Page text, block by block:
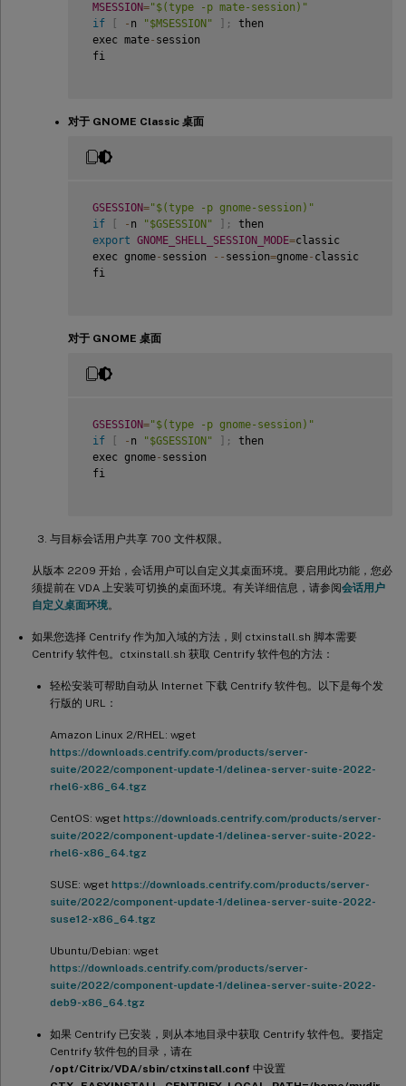
MSESSION="$(type -p mate-session)"
if
- n "$MSESSION" ;
then
exec mate- session
fi
对于 GNOME Classic 桌面
GSESSION="$(type -p gnome-session)"
if
- n "$GSESSION" ;
then
export GNOME_SHELL_SESSION_MODE=classic
exec gnome- session -- session=gnome- classic
fi
对于 GNOME 桌面
GSESSION="$(type -p gnome-session)"
if
- n "$GSESSION" ;
then
exec gnome- session
fi
与目标会话用户共享 700 文件权限。
从版本 2209 开始，会话用户可以自定义其桌面环境。要启用此功能，您必
须提前在 VDA 上安装可切换的桌面环境。有关详细信息，请参阅会话用户
自定义桌面环境。
如果您选择 Centrify 作为加入域的方法，则 ctxinstall.sh 脚本需要
Centrify 软件包。ctxinstall.sh 获取 Centrify 软件包的方法：
轻松安装可帮助自动从 Internet 下载 Centrify 软件包。以下是每个发
行版的 URL：
Amazon Linux 2/RHEL: wget
https://downloads.centrify.com/products/server-
suite/2022/component-update-1/delinea-server-suite-2022-
rhel6-x86_64.tgz
CentOS: wget https://downloads.centrify.com/products/server-
suite/2022/component-update-1/delinea-server-suite-2022-
rhel6-x86_64.tgz
SUSE: wget https://downloads.centrify.com/products/server-
suite/2022/component-update-1/delinea-server-suite-2022-
suse12-x86_64.tgz
Ubuntu/Debian: wget
https://downloads.centrify.com/products/server-
suite/2022/component-update-1/delinea-server-suite-2022-
deb9-x86_64.tgz
如果 Centrify 已安装，则从本地目录中获取 Centrify 软件包。要指定
Centrify 软件包的目录，请在
/opt/Citrix/VDA/sbin/ctxinstall.conf 中设置